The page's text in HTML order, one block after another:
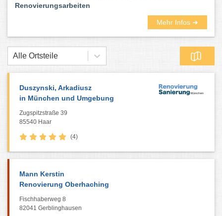
Renovierungsarbeiten
Mehr Infos ➜
Alle Ortsteile
Duszynski, Arkadiusz
in München und Umgebung
Zugspitzstraße 39
85540 Haar
(4)
Mann Kerstin
Renovierung Oberhaching
Fischhaberweg 8
82041 Gerblinghausen